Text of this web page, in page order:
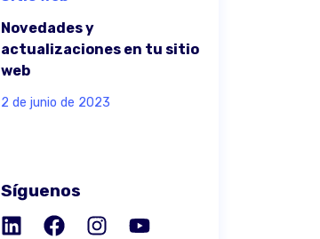
Novedades y
actualizaciones en tu sitio
web
2 de junio de 2023
Síguenos